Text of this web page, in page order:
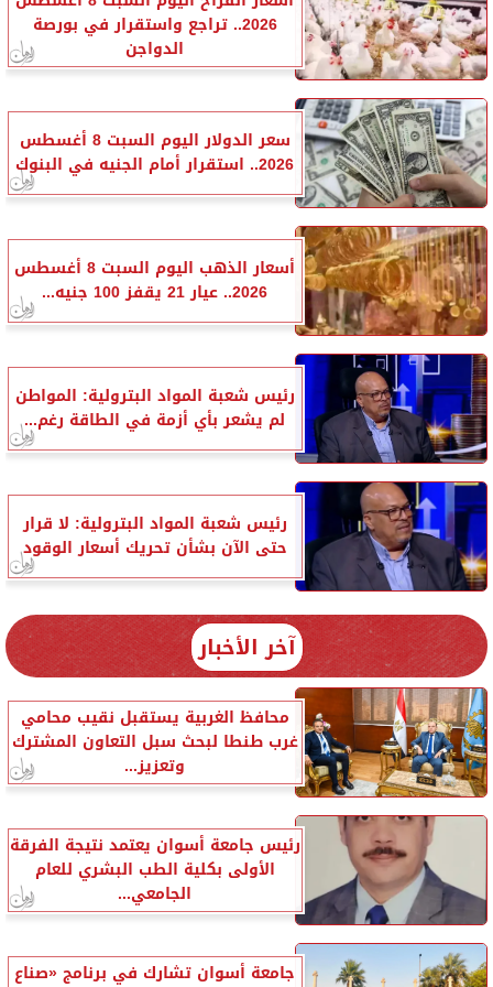
2026.. تراجع واستقرار في بورصة
الدواجن
سعر الدولار اليوم السبت 8 أغسطس
2026.. استقرار أمام الجنيه في البنوك
أسعار الذهب اليوم السبت 8 أغسطس
2026.. عيار 21 يقفز 100 جنيه...
رئيس شعبة المواد البترولية: المواطن
لم يشعر بأي أزمة في الطاقة رغم...
رئيس شعبة المواد البترولية: لا قرار
حتى الآن بشأن تحريك أسعار الوقود
آخر الأخبار
محافظ الغربية يستقبل نقيب محامي
غرب طنطا لبحث سبل التعاون المشترك
وتعزيز...
رئيس جامعة أسوان يعتمد نتيجة الفرقة
الأولى بكلية الطب البشري للعام
الجامعي...
جامعة أسوان تشارك في برنامج «صناع